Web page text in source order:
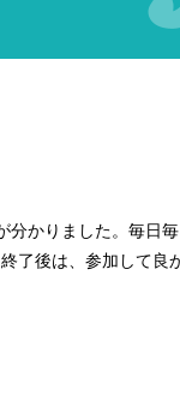
かりました。毎日
了後は、参加して良